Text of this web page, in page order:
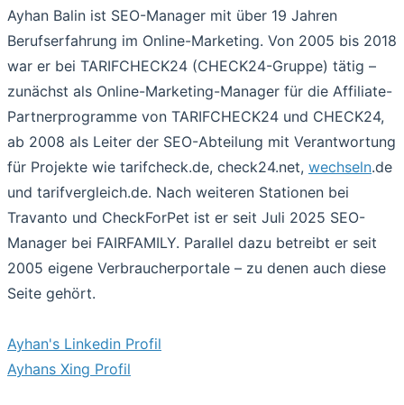
Ayhan Balin ist SEO-Manager mit über 19 Jahren
Berufserfahrung im Online-Marketing. Von 2005 bis 2018
war er bei TARIFCHECK24 (CHECK24-Gruppe) tätig –
zunächst als Online-Marketing-Manager für die Affiliate-
Partnerprogramme von TARIFCHECK24 und CHECK24,
ab 2008 als Leiter der SEO-Abteilung mit Verantwortung
für Projekte wie tarifcheck.de, check24.net, wechseln.de
und tarifvergleich.de. Nach weiteren Stationen bei
Travanto und CheckForPet ist er seit Juli 2025 SEO-
Manager bei FAIRFAMILY. Parallel dazu betreibt er seit
2005 eigene Verbraucherportale – zu denen auch diese
Seite gehört.
Ayhan's Linkedin Profil
Ayhans Xing Profil